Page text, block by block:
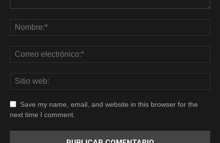
Save my name, email, and website in this browser for the
next time I comment.